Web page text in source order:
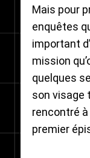
Mais pour
enquêtes
important
mission
quelques
son visage
rencontré à
premier